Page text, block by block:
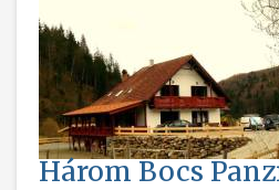
Három Bocs